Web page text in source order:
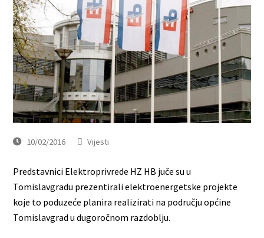
10/02/2016 Vijesti
Predstavnici Elektroprivrede HZ HB juče su u
Tomislavgradu prezentirali elektroenergetske projekte
koje to poduzeće planira realizirati na području općine
Tomislavgrad u dugoročnom razdoblju.